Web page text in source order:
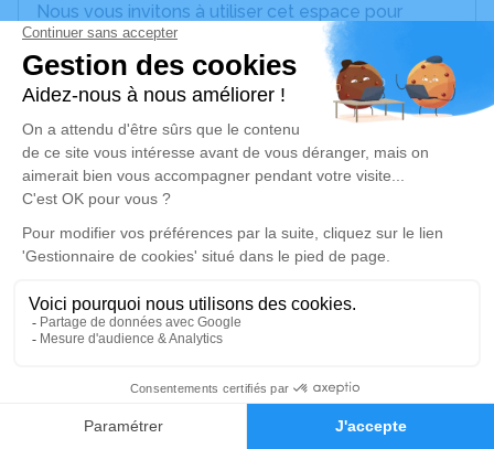
Faire-part Hommages
Nous vous invitons à utiliser cet espace pour
laisser vos condoléances, partager des photos
souvenirs, une anecdote ou exprimer vos pensées
à travers des poèmes ou des textes. Cet endroit
est un lieu d'expression dédié à honorer la
mémoire de Paulette BURWOOD.
Un service de plantation d’arbre hommage est
disponible ici
lundi 01 décembre 2025 à 15h00
Crématorium du Lauragais de Villefranche-de-
Lauragais